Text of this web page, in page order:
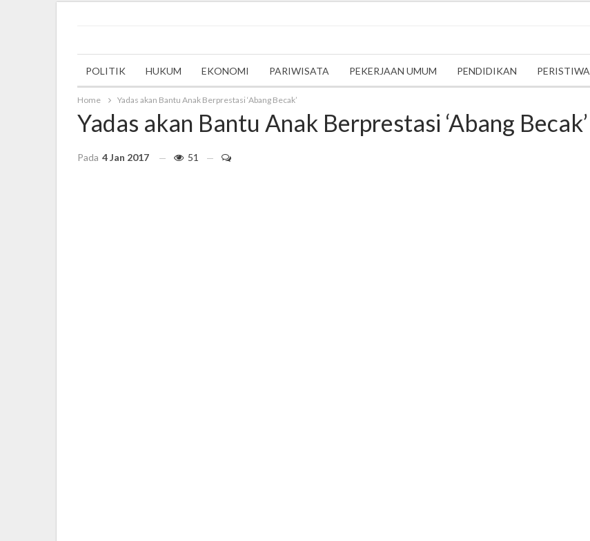
POLITIK HUKUM EKONOMI PARIWISATA PEKERJAAN UMUM PENDIDIKAN PERISTIWA
Home Yadas akan Bantu Anak Berprestasi ‘Abang Becak’
Yadas akan Bantu Anak Berprestasi ‘Abang Becak’
Pada 4 Jan 2017 51